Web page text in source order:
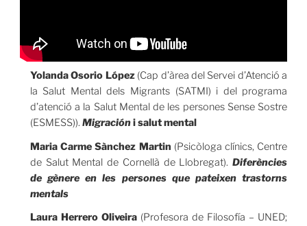
Yolanda Osorio López(Cap d’àrea del Servei d’Atenció a
la Salut Mental dels Migrants (SATMI) i del programa
d’atenció a la Salut Mental de les persones Sense Sostre
(ESMESS)). Migracióni salut mental
Maria Carme Sànchez Martin (Psicòloga clínics, Centre
de Salut Mental de Cornellà de Llobregat).Diferències
de gènere en les persones que pateixen trastorns
mentals
Laura Herrero Oliveira (Profesora de Filosofía – UNED;